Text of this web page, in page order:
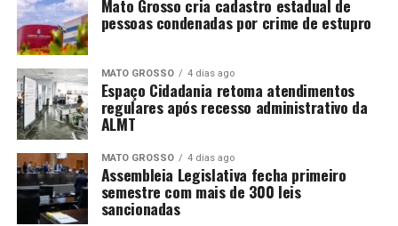
Mato Grosso cria cadastro estadual de
pessoas condenadas por crime de estupro
MATO GROSSO 4 dias ago
Espaço Cidadania retoma atendimentos
regulares após recesso administrativo da
ALMT
MATO GROSSO 4 dias ago
Assembleia Legislativa fecha primeiro
semestre com mais de 300 leis
sancionadas